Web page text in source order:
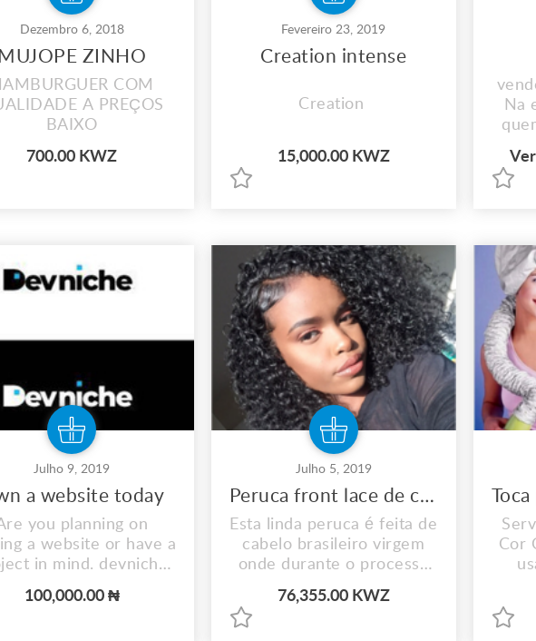
Dezembro 6, 2018
ZINHO
COM
A PREÇOS
BAIXO
700.00 KWZ
Fevereiro 23, 2019
Creation intense
Creation
15,000.00 KWZ
Na
ás
Julho 9, 2019
a website today
you planning on
a website or have a
in mind. devniche
into reality
100,000.00 ₦
Julho 5, 2019
Peruca front lace de cabelo cacheado brasileiro virgem 180% densidade, T-12
Esta linda peruca é feita de
cabelo brasileiro virgem
onde durante o processo
cutículas capilares na
mesma direção resultando
76,355.00 KWZ
Cor